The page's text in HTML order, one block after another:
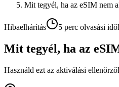
Mit tegyél, ha az eSIM nem
Hibaelhárítás 5 perc olvasási idő
Mit tegyél, ha az
Használd ezt az aktiválási